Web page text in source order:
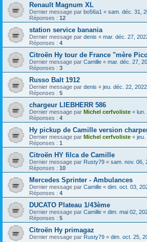
Renault Magnum XL
Dernier message par bo56a1 « sam. déc. 31,
Réponses : 12
station service banania
Dernier message par denis « mar. déc. 27,
Réponses : 4
Citroën Hy tour de France "mère
Dernier message par Camille « mar. déc. 27,
Réponses : 3
Russo Balt 1912
Dernier message par denis « jeu. déc. 22,
Réponses : 5
chargeur LIEBHERR 586
Dernier message par Michel cerfvoliste « lun.
Réponses : 4
Hy pickup de Camille version
Dernier message par Michel cerfvoliste « jeu.
Réponses : 1
Citroën HY filca de Camille
Dernier message par Rusty79 « sam. nov. 06,
Réponses : 10
Mercedes Sprinter - Ambulances
Dernier message par Camille « dim. oct. 03,
Réponses : 4
DUCATO Plateau 1/43ème
Dernier message par Camille « dim. mai 02,
Réponses : 5
Citroën Hy primagaz
Dernier message par Rusty79 « dim. oct. 25,